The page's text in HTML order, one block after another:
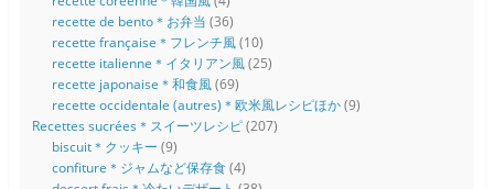
recette de bento＊お弁当 (36)
recette française＊フレンチ風(10)
recette italienne＊イタリアン風(25)
recette japonaise＊和食風(69)
recette occidentale (autres)＊欧米風レシピほか(9)
Recettes sucrées＊スイーツレシピ(207)
biscuit＊クッキー (9)
confiture＊ジャムなど保存食(4)